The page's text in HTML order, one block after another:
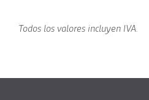
Todos los valores incluyen IVA.